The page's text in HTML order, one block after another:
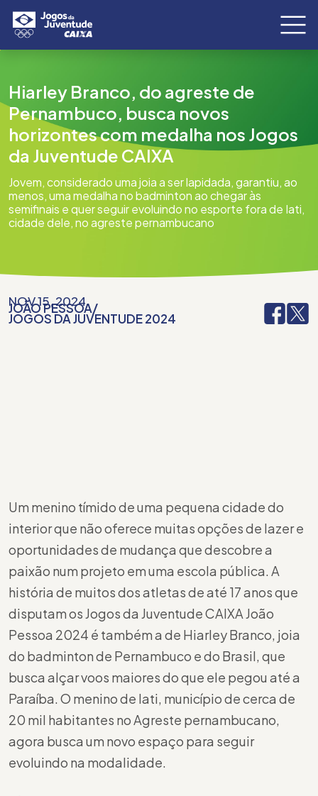
Hiarley Branco, do agreste de
Pernambuco, busca novos
horizontes com medalha nos Jogos
da Juventude CAIXA
Jovem, considerado uma joia a ser lapidada, garantiu, ao
menos, uma medalha no badminton ao chegar às
semifinais e quer seguir evoluindo no esporte fora de Iati,
cidade dele, no agreste pernambucano
NOV 15, 2024
JOÃO PESSOA/
JOGOS DA JUVENTUDE 2024
Um menino tímido de uma pequena cidade do
interior que não oferece muitas opções de lazer e
oportunidades de mudança que descobre a
paixão num projeto em uma escola pública. A
história de muitos dos atletas de até 17 anos que
disputam os Jogos da Juventude CAIXA João
Pessoa 2024 é também a de Hiarley Branco, joia
do badminton de Pernambuco e do Brasil, que
busca alçar voos maiores do que ele pegou até a
Paraíba. O menino de Iati, município de cerca de
20 mil habitantes no Agreste pernambucano,
agora busca um novo espaço para seguir
evoluindo na modalidade.